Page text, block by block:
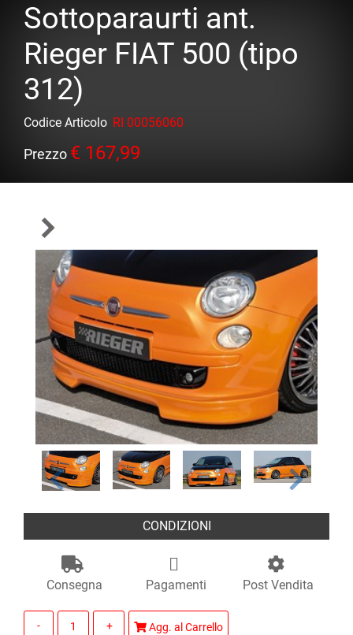
Sottoparaurti ant.
Rieger FIAT 500 (tipo
312)
Codice Articolo RI 00056060
Prezzo € 167,99
CONDIZIONI
Consegna Pagamenti Post Vendita
Agg. al Carrello